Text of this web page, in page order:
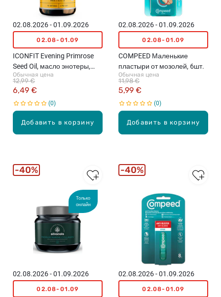
Добавить в корзину
02.08.2026 - 01.09.2026
02.08-01.09
ICONFIT Evening Primrose
Seed Oil, масло энотеры,
N90, 90 капсул
Обычная цена
6,49 €
12,99 €
0
Добавить в корзину
02.08.2026 - 01.09.2026
02.08-01.09
COMPEED Маленькие
пластыри от мозолей, 6шт.
Обычная цена
5,99 €
11,98 €
0
Только
онлайн
02.08.2026 - 01.09.2026
02.08-01.09
40%
02.08.2026 - 01.09.2026
02.08-01.09
40%